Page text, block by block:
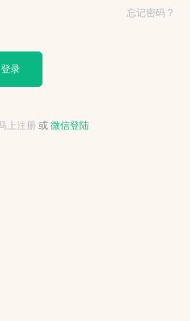
忘记密码 ?
登录
上注册 或 微信登陆